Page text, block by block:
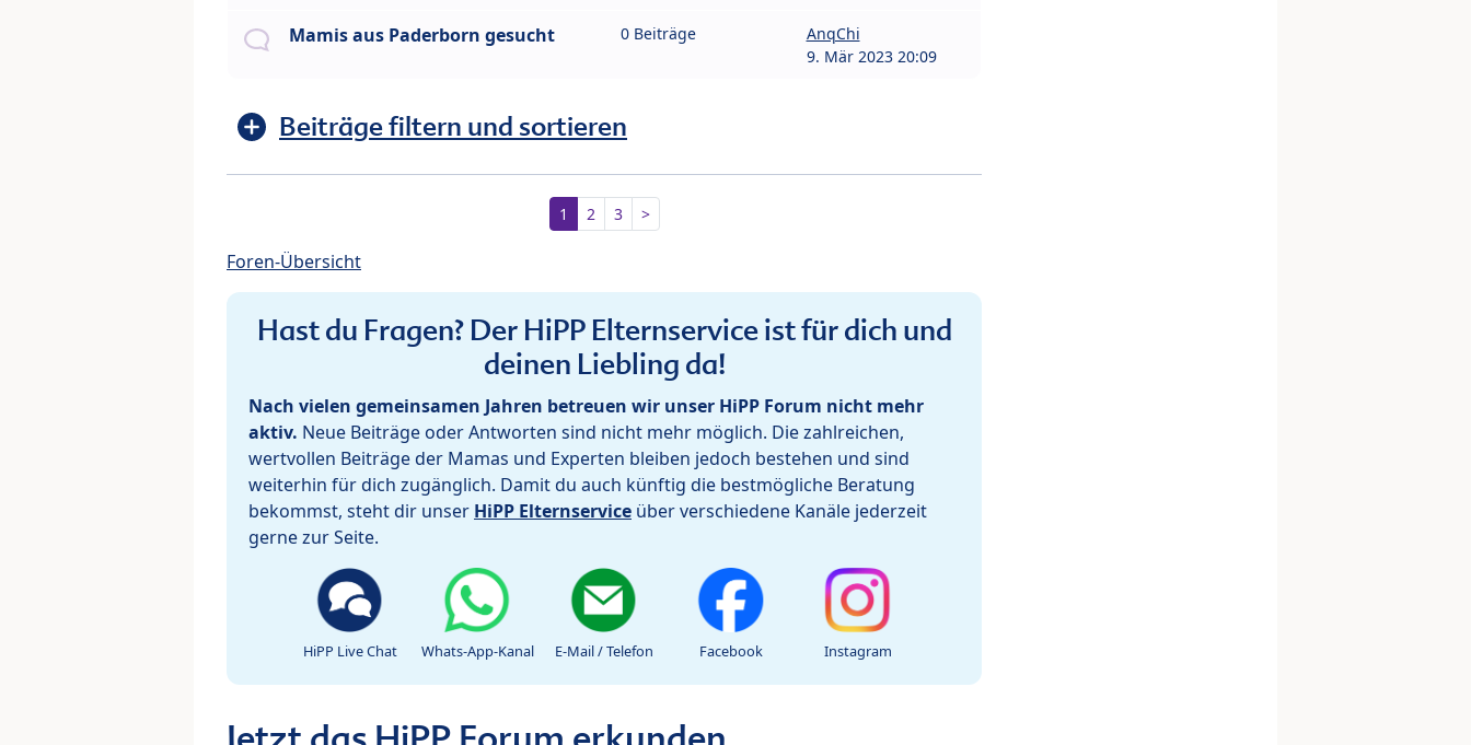
Mamis aus Paderborn gesucht 0 Beiträge
AnqChi
9. Mär 2023 20:09
Beiträge filtern und sortieren
1 2 3 >
Foren-Übersicht
Hast du Fragen? Der HiPP Elternservice ist für dich und
deinen Liebling da!
Nach vielen gemeinsamen Jahren betreuen wir unser HiPP Forum nicht mehr
aktiv. Neue Beiträge oder Antworten sind nicht mehr möglich. Die zahlreichen,
wertvollen Beiträge der Mamas und Experten bleiben jedoch bestehen und sind
weiterhin für dich zugänglich. Damit du auch künftig die bestmögliche Beratung
bekommst, steht dir unser HiPP Elternservice über verschiedene Kanäle jederzeit
gerne zur Seite.
HiPP Live Chat Whats-App-Kanal E-Mail / Telefon Facebook Instagram